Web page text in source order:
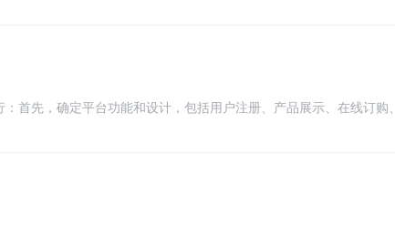
保系统在大量用户同时访问时的稳定性和可靠性。测试过程中需要使
首先，确定平台功能和设计，包括用户注册、产品展示、在线订购、
端框架、后端语言和数据库等；接着，进行系统设计和架构，确保平